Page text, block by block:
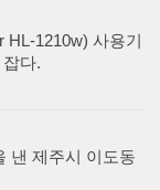
1210w) 사용기
다.
낸 제주시 이도동